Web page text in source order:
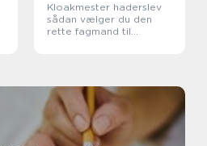
Kloakmester haderslev
sådan vælger du den
rette fagmand til